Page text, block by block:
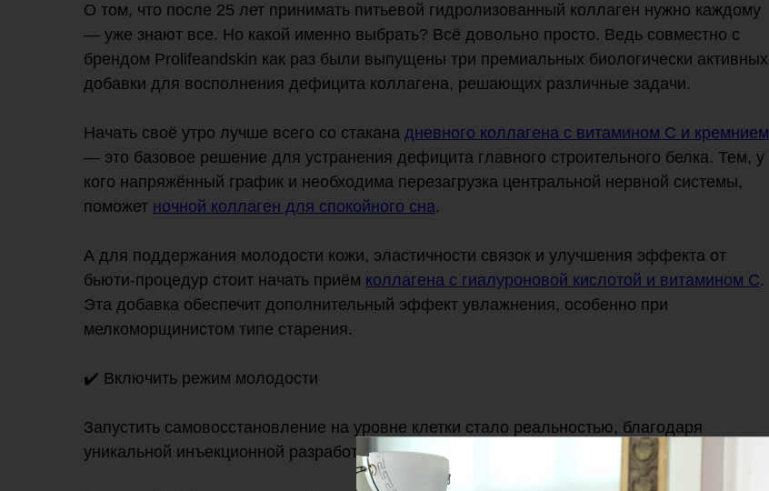
О том, что после 25 лет принимать питьевой гидролизованный коллаген нужно каждому
— уже знают все. Но какой именно выбрать? Всё довольно просто. Ведь совместно с
брендом Prolifeandskin как раз были выпущены три премиальных биологически активных
добавки для восполнения дефицита коллагена, решающих различные задачи.
Начать своё утро лучше всего со стакана дневного коллагена с витамином C и кремнием
— это базовое решение для устранения дефицита главного строительного белка. Тем, у
кого напряжённый график и необходима перезагрузка центральной нервной системы,
поможет ночной коллаген для спокойного сна.
А для поддержания молодости кожи, эластичности связок и улучшения эффекта от
бьюти-процедур стоит начать приём коллагена с гиалуроновой кислотой и витамином С.
Эта добавка обеспечит дополнительный эффект увлажнения, особенно при
мелкоморщинистом типе старения.
✔️ Включить режим молодости
Запустить самовосстановление на уровне клетки стало реальностью, благодаря
уникальной инъекционной разработке L (+) Lift.